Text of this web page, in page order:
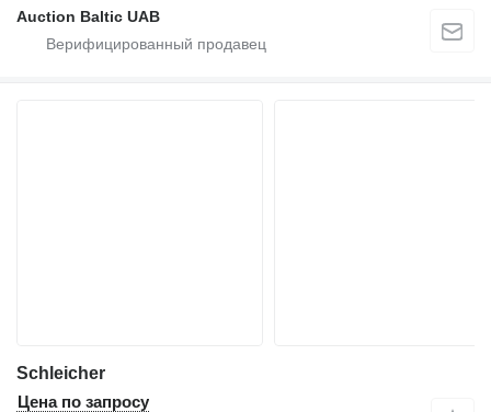
Auction Baltic UAB
Schleicher
Цена по запросу